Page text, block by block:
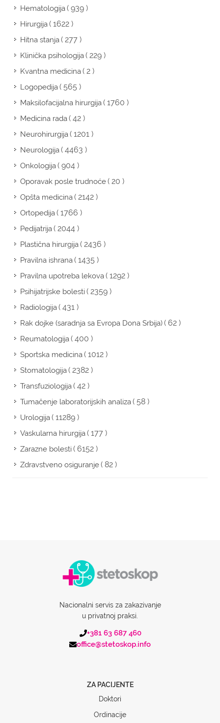
Hematologija( 939 )
Hirurgija( 1622 )
Hitna stanja( 277 )
Klinička psihologija( 229 )
Kvantna medicina( 2 )
Logopedija( 565 )
Maksilofacijalna hirurgija( 1760 )
Medicina rada( 42 )
Neurohirurgija( 1201 )
Neurologija( 4463 )
Onkologija( 904 )
Oporavak posle trudnoće( 20 )
Opšta medicina( 2142 )
Ortopedija( 1766 )
Pedijatrija( 2044 )
Plastična hirurgija( 2436 )
Pravilna ishrana( 1435 )
Pravilna upotreba lekova( 1292 )
Psihijatrijske bolesti( 2359 )
Radiologija( 431 )
Rak dojke (saradnja sa Evropa Dona Srbija)( 62 )
Reumatologija( 400 )
Sportska medicina( 1012 )
Stomatologija( 2382 )
Transfuziologija( 42 )
Tumačenje laboratorijskih analiza( 58 )
Urologija( 11289 )
Vaskularna hirurgija( 177 )
Zarazne bolesti( 6152 )
Zdravstveno osiguranje( 82 )
Nacionalni servis za zakazivanje
u privatnoj praksi.
+381 63 687 460
office@stetoskop.info
ZA PACIJENTE
Doktori
Ordinacije